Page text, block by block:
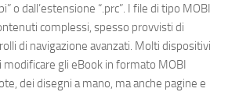
o dall’estensione “.prc”. I file di tipo MOBI
complessi, spesso provvisti di
di navigazione avanzati. Molti dispositivi
gli eBook in formato MOBI
dei disegni a mano, ma anche pagine e